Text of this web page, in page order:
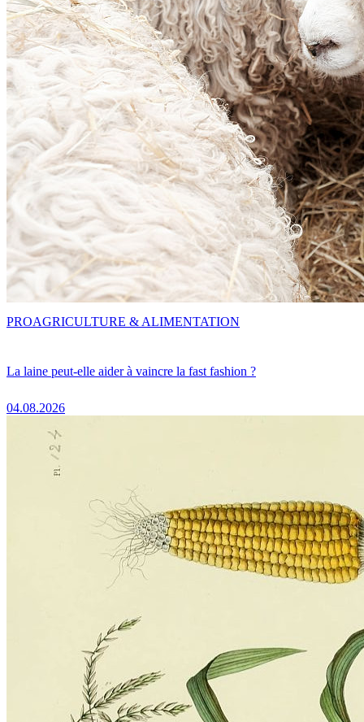
La laine peut-elle aider à vaincre la fast fashion ?
04.08.2026
PROAGRICULTURE & ALIMENTATION